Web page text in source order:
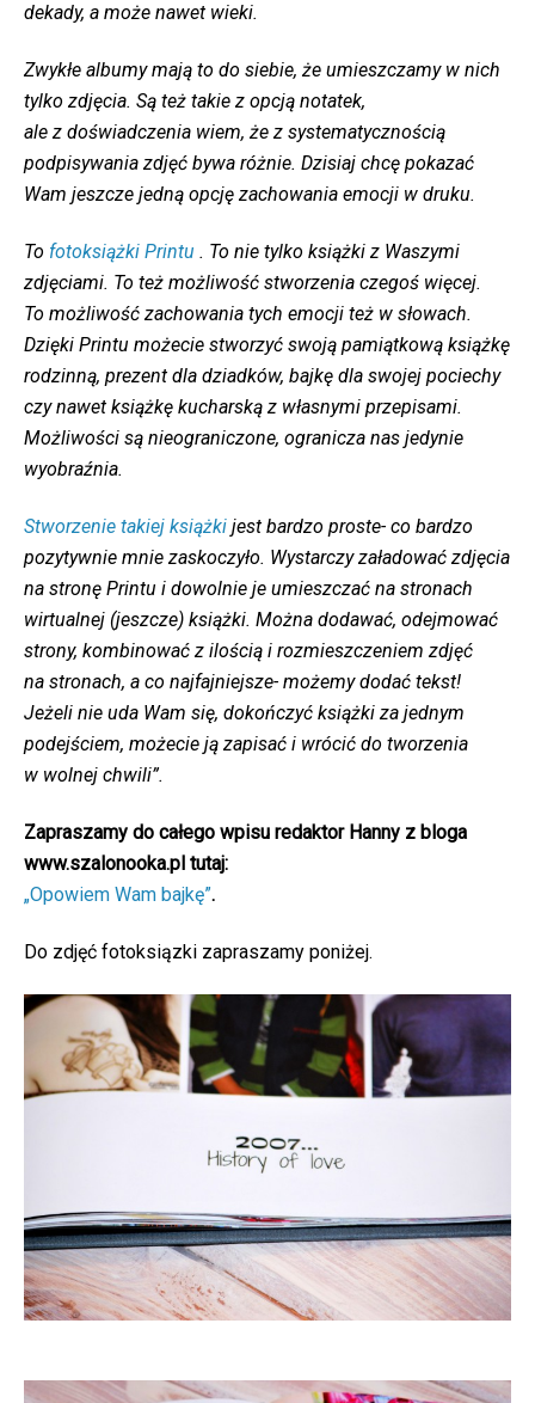
dekady, a może nawet wieki.
Zwykłe albumy mają to do siebie, że umieszczamy w nich
tylko zdjęcia. Są też takie z opcją notatek,
ale z doświadczenia wiem, że z systematycznością
podpisywania zdjęć bywa różnie. Dzisiaj chcę pokazać
Wam jeszcze jedną opcję zachowania emocji w druku.
To fotoksiążki Printu . To nie tylko książki z Waszymi
zdjęciami. To też możliwość stworzenia czegoś więcej.
To możliwość zachowania tych emocji też w słowach.
Dzięki Printu możecie stworzyć swoją pamiątkową książkę
rodzinną, prezent dla dziadków, bajkę dla swojej pociechy
czy nawet książkę kucharską z własnymi przepisami.
Możliwości są nieograniczone, ogranicza nas jedynie
wyobraźnia.
Stworzenie takiej książki jest bardzo proste- co bardzo
pozytywnie mnie zaskoczyło. Wystarczy załadować zdjęcia
na stronę Printu i dowolnie je umieszczać na stronach
wirtualnej (jeszcze) książki. Można dodawać, odejmować
strony, kombinować z ilością i rozmieszczeniem zdjęć
na stronach, a co najfajniejsze- możemy dodać tekst!
Jeżeli nie uda Wam się, dokończyć książki za jednym
podejściem, możecie ją zapisać i wrócić do tworzenia
w wolnej chwili”.
Zapraszamy do całego wpisu redaktor Hanny z bloga
www.szalonooka.pl tutaj:
„Opowiem Wam bajkę”.
Do zdjęć fotoksiązki zapraszamy poniżej.